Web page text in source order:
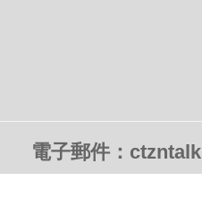
電子郵件：